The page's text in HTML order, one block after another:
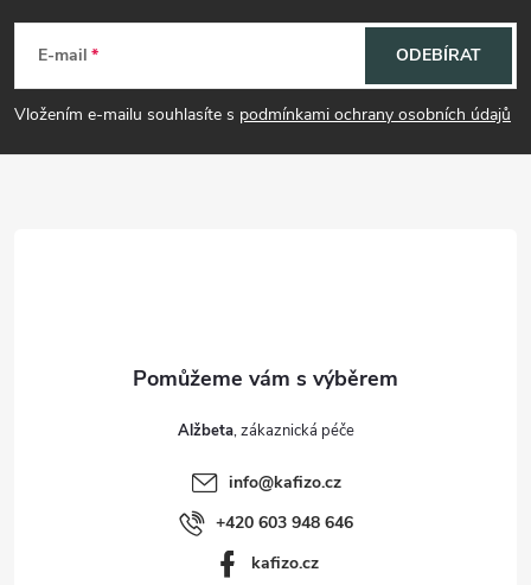
v
ý
p
i
p
E-mail
Vložením e-mailu souhlasíte s podmínkami ochrany osobních údajů
ODEBÍRAT
Alžbeta
info@kafizo.cz
+420 603 948 646
kafizo.cz